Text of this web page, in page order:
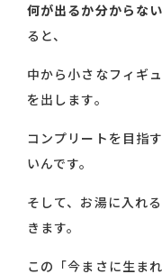
何が出るか分からな
ると、
中から小さなフィギ
を出します。
コンプリートを目指
いんです。
そして、お湯に入れ
きます。
この「今まさに生ま